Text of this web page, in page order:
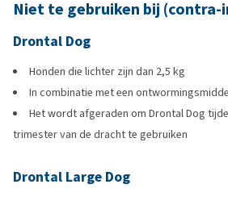
Niet te gebruiken bij (contra-
Drontal Dog
Honden die lichter zijn dan 2,5 kg
In combinatie met een
Het wordt afgeraden om Drontal Dog
trimester van de dracht te gebruiken
Drontal Large Dog